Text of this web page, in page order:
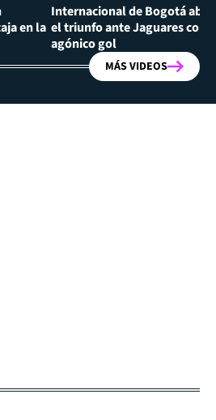
en la
Internacional de Bogotá
el triunfo ante Jaguares con
agónico gol
MÁS VIDEOS